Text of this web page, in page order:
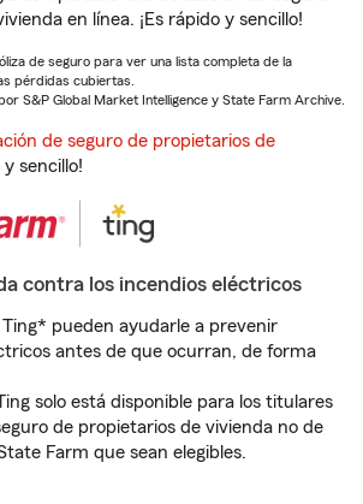
en línea. ¡Es rápido y sencillo!
de seguro para ver una lista completa de la
pérdidas cubiertas.
S&P Global Market Intelligence y State Farm Archive.
de seguro de propietarios de
y sencillo!
contra los incendios eléctricos
pueden ayudarle a prevenir
antes de que ocurran, de forma
solo está disponible para los titulares
de propietarios de vivienda no de
Farm que sean elegibles.